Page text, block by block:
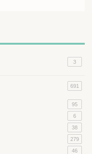
3
691
95
6
38
279
46